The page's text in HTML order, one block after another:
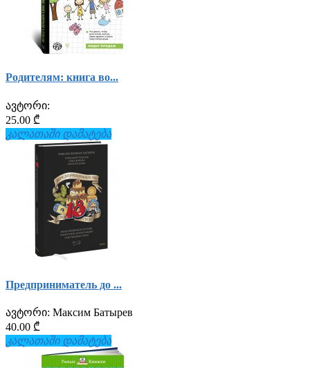
Родителям: книга во...
ავტორი:
25.00 ₾
კალათაში დამატება
Предприниматель до ...
ავტორი: Максим Батырев
40.00 ₾
კალათაში დამატება